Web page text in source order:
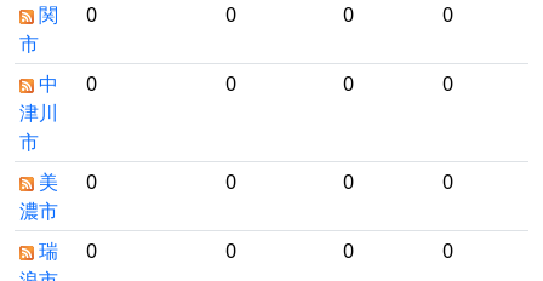
関
市
0 0 0 0
中
津川
市
0 0 0 0
美
濃市
0 0 0 0
瑞
0 0 0 0